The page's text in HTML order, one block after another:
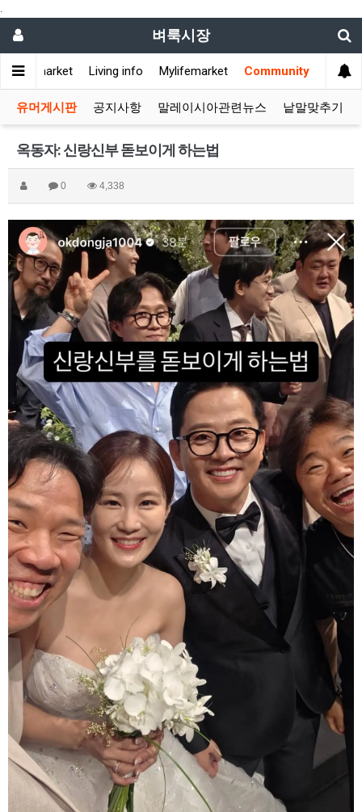
.
벼룩시장
Flea market Living info Mylifemarket Community
유머게시판 공지사항 말레이시아관련뉴스 낱말맞추기
옥동자: 신랑신부 돋보이게 하는법
0 4,338